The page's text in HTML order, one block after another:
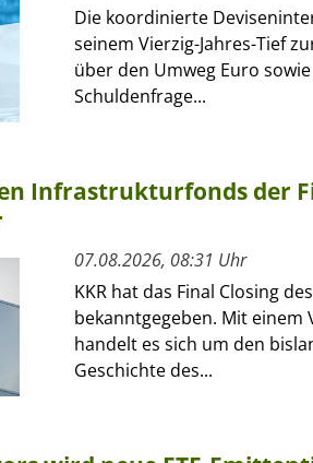
Die koordinierte
seinem Vierzig-Jahres-Tief
über den Umweg Euro
Schuldenfrage...
Infrastrukturfonds der
07.08.2026, 08:31 Uhr
KKR hat das Final Closing
bekanntgegeben. Mit einem
handelt es sich um den
Geschichte des...